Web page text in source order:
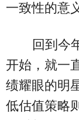
一致性的意
回到今
开始，就一
绩耀眼的明
低估值策略